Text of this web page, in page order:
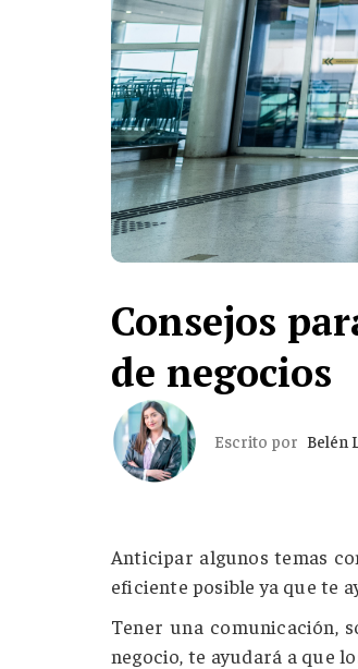
Consejos
de negocios
Escrito por Belén
Anticipar algunos temas
eficiente posible ya que te
Tener una comunicación,
negocio, te ayudará a que